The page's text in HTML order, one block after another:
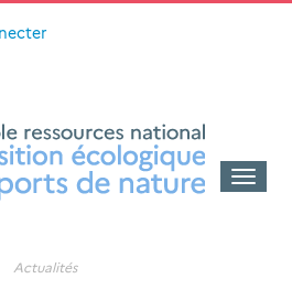
Toggle
Actualités